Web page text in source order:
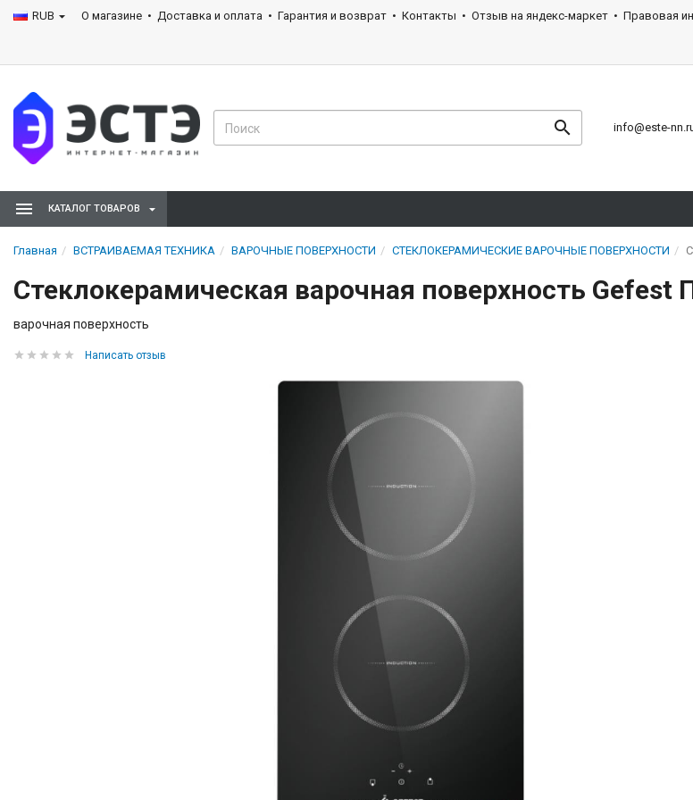
RUB О магазине Доставка и оплата Гарантия и возврат Контакты Отзыв на яндекс-маркет Правовая
info@este-
КАТАЛОГ ТОВАРОВ
Главная ВСТРАИВАЕМАЯ ТЕХНИКА ВАРОЧНЫЕ ПОВЕРХНОСТИ СТЕКЛОКЕРАМИЧЕСКИЕ ВАРОЧНЫЕ ПОВЕРХНОСТИ
Стеклокерамическая варочная поверхность Gefest
варочная поверхность
Написать отзыв